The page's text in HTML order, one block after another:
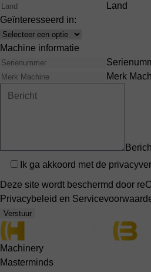
Land
Geïnteresseerd in:
Interests
Machine informatie
Merk
Privacy
Ik ga akkoord met de
Deze site wordt beschermd door
Privacybeleid en
Verstuur
Machinery
Masterminds